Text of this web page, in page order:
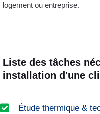
logement ou entreprise.
Liste des tâches
installation d'une
Étude thermique &